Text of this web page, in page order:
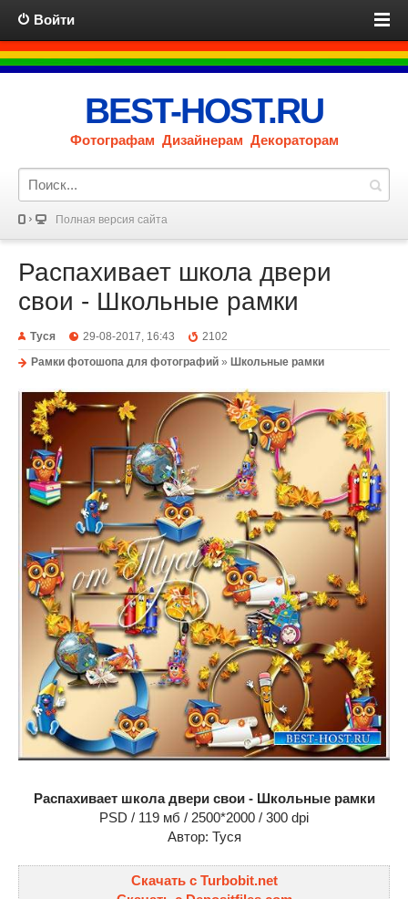
Войти
BEST-HOST.RU
Фотографам Дизайнерам Декораторам
Полная версия сайта
Распахивает школа двери
свои - Школьные рамки
Туся 29-08-2017, 16:43
2102
Рамки фотошопа для фотографий » Школьные рамки
Распахивает школа двери свои - Школьные рамки
PSD / 119 мб / 2500*2000 / 300 dpi
Автор: Туся
Скачать с Turbobit.net